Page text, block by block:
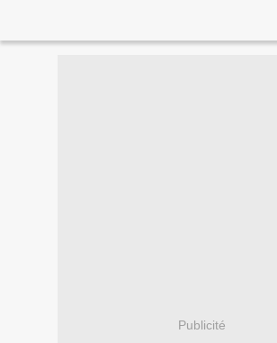
Publicité